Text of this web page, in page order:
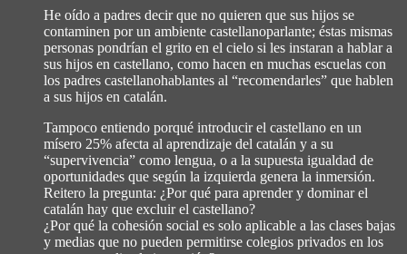
He oído a padres decir que no quieren que sus hijos se
contaminen por un ambiente castellanoparlante; éstas mismas
personas pondrían el grito en el cielo si les instaran a hablar a
sus hijos en castellano, como hacen en muchas escuelas con
los padres castellanohablantes al “recomendarles” que hablen
a sus hijos en catalán.
Tampoco entiendo porqué introducir el castellano en un
mísero 25% afecta al aprendizaje del catalán y a su
“supervivencia” como lengua, o a la supuesta igualdad de
oportunidades que según la izquierda genera la inmersión.
Reitero la pregunta: ¿Por qué para aprender y dominar el
catalán hay que excluir el castellano?
¿Por qué la cohesión social es solo aplicable a las clases bajas
y medias que no pueden permitirse colegios privados en los